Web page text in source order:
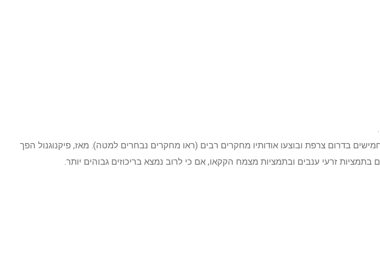
בדרום צרפת ובוצעו אודותיו מחקרים רבים (ראו מחקרים נבחרים למטה). מאז, פיקנוגנול הפך
זרעי ענבים ובתמציות מצמח הקקאו, אם כי לרוב נמצא בריכוזים גבוהים יותר.